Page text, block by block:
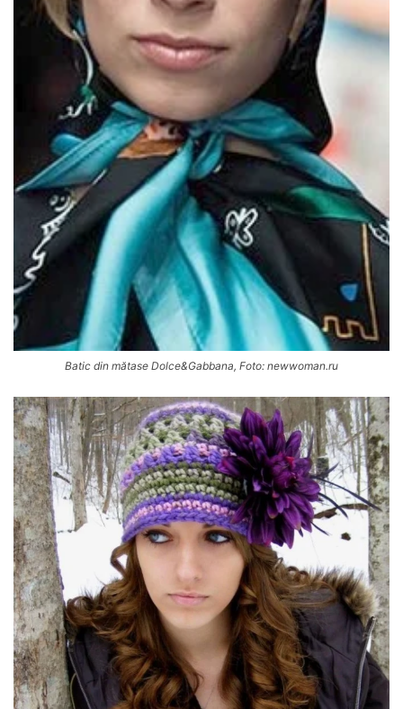
Batic din mătase Dolce&Gabbana, Foto: newwoman.ru